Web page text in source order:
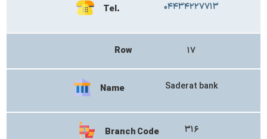
Tel. ۰۴۴۳۴۲۲۷۷۱۳
Row ۱۷
Name Saderat bank
Branch Code ۳۱۶